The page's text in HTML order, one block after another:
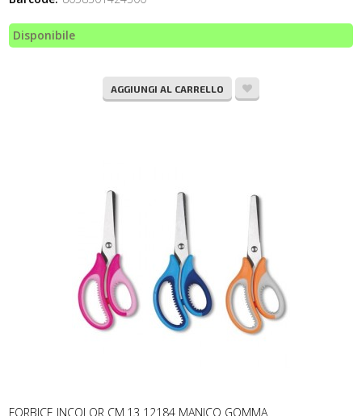
Disponibile
AGGIUNGI AL CARRELLO
FORBICE INCOLOR CM.13 12184 MANICO GOMMA